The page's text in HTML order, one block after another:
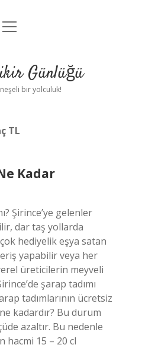
Uyarı
menüyü
Günlüğü
bir yolculuk!
TL
Kadar
Şirince’ye gelenler
dar taş yollarda
hediyelik eşya satan
yapabilir veya her
üreticilerin meyveli
şarap tadımı
tadımlarının ücretsiz
kadardır? Bu durum
azaltır. Bu nedenle
hacmi 15 – 20 cl